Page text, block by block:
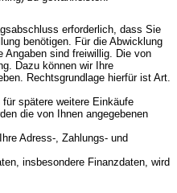
erforderlich, dass Sie
benötigen. Für die Abwicklung
Angaben sind freiwillig. Die von
Dazu können wir Ihre
Rechtsgrundlage hierfür ist Art.
spätere weitere Einkäufe
die von Ihnen angegebenen
Adress-, Zahlungs- und
insbesondere Finanzdaten, wird